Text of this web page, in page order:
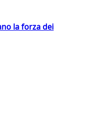
la forza dei